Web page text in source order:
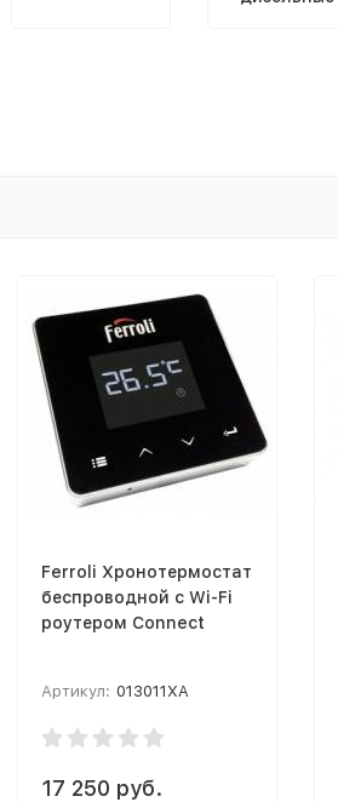
Ferroli Хронотермостат
беспроводной с Wi-Fi
роутером Connect
Артикул: 013011XA
17 250 руб.